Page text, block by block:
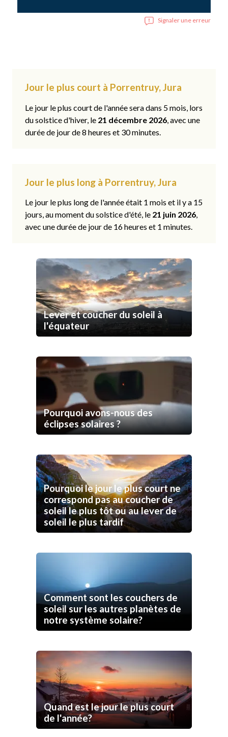
Signaler une erreur
Jour le plus court à Porrentruy, Jura
Le jour le plus court de l'année sera dans 5 mois, lors
du solstice d'hiver, le 21 décembre 2026, avec une
durée de jour de 8 heures et 30 minutes.
Jour le plus long à Porrentruy, Jura
Le jour le plus long de l'année était 1 mois et il y a 15
jours, au moment du solstice d'été, le 21 juin 2026,
avec une durée de jour de 16 heures et 1 minutes.
Lever et coucher du soleil à
l'équateur
Pourquoi avons-nous des
éclipses solaires ?
Pourquoi le jour le plus court ne
correspond pas au coucher de
soleil le plus tôt ou au lever de
soleil le plus tardif
Comment sont les couchers de
soleil sur les autres planètes de
notre système solaire?
Quand est le jour le plus court
de l'année?